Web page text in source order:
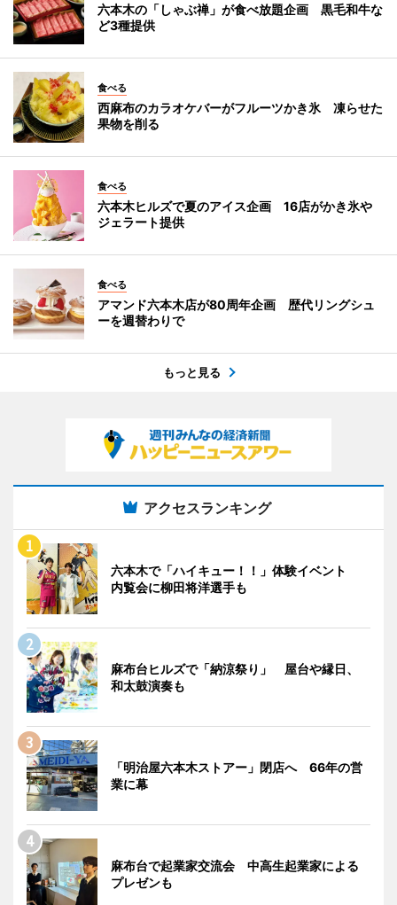
六本木の「しゃぶ禅」が食べ放題企画 黒毛和牛な
ど3種提供
食べる
西麻布のカラオケバーがフルーツかき氷 凍らせた
果物を削る
食べる
六本木ヒルズで夏のアイス企画 16店がかき氷や
ジェラート提供
食べる
アマンド六本木店が80周年企画 歴代リングシュ
ーを週替わりで
もっと見る
アクセスランキング
六本木で「ハイキュー！！」体験イベント
内覧会に柳田将洋選手も
麻布台ヒルズで「納涼祭り」 屋台や縁日、
和太鼓演奏も
「明治屋六本木ストアー」閉店へ 66年の営
業に幕
麻布台で起業家交流会 中高生起業家による
プレゼンも